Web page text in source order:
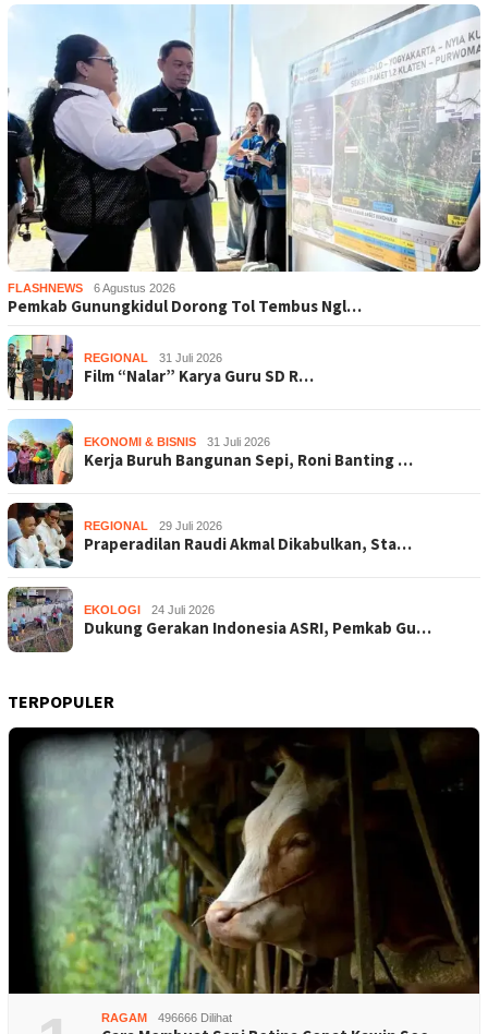
FLASHNEWS 6 Agustus 2026
Pemkab Gunungkidul Dorong Tol Tembus Ngl…
REGIONAL 31 Juli 2026
Film “Nalar” Karya Guru SD R…
EKONOMI & BISNIS 31 Juli 2026
Kerja Buruh Bangunan Sepi, Roni Banting …
REGIONAL 29 Juli 2026
Praperadilan Raudi Akmal Dikabulkan, Sta…
EKOLOGI 24 Juli 2026
Dukung Gerakan Indonesia ASRI, Pemkab Gu…
TERPOPULER
RAGAM 496666 Dilihat